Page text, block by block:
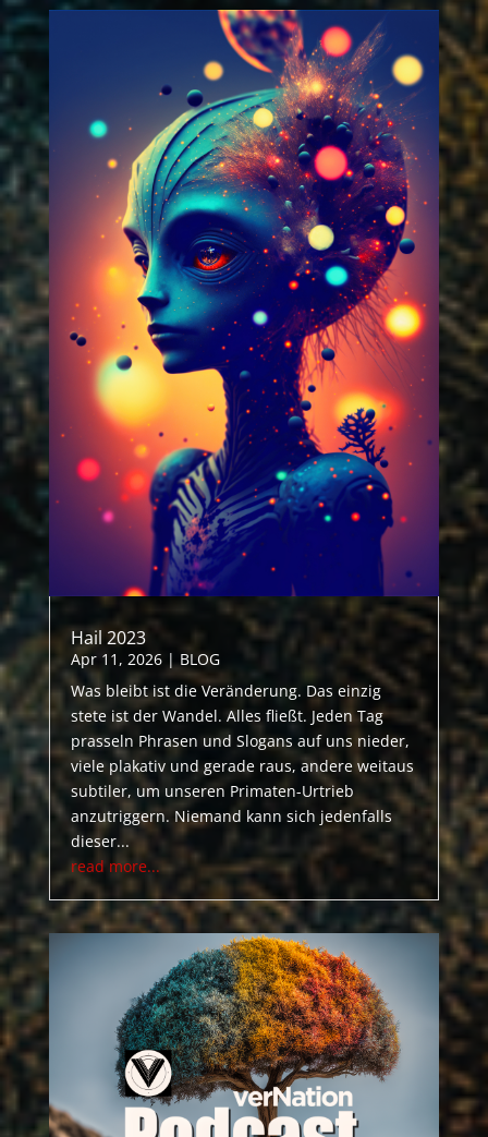
Hail 2023
Apr 11, 2026| BLOG
Was bleibt ist die Veränderung. Das einzig
stete ist der Wandel. Alles fließt. Jeden Tag
prasseln Phrasen und Slogans auf uns nieder,
viele plakativ und gerade raus, andere weitaus
subtiler, um unseren Primaten-Urtrieb
anzutriggern. Niemand kann sich jedenfalls
dieser...
read more...